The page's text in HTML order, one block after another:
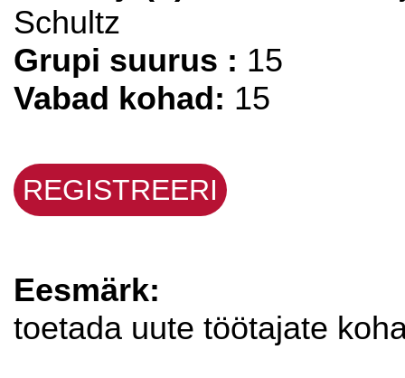
Schultz
Grupi suurus : 15
Vabad kohad: 15
REGISTREERI
Eesmärk:
toetada uute töötajate